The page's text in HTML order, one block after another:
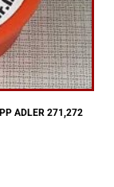
ADLER 271,272